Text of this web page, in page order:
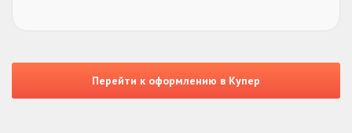
Перейти к оформлению в Купер